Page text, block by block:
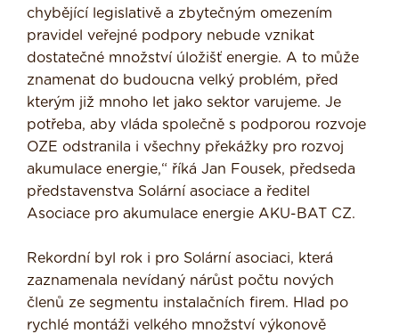
chybějící legislativě a zbytečným omezením
pravidel veřejné podpory nebude vznikat
dostatečné množství úložišť energie. A to může
znamenat do budoucna velký problém, před
kterým již mnoho let jako sektor varujeme. Je
potřeba, aby vláda společně s podporou rozvoje
OZE odstranila i všechny překážky pro rozvoj
akumulace energie,“ říká Jan Fousek, předseda
představenstva Solární asociace a ředitel
Asociace pro akumulace energie AKU-BAT CZ.
Rekordní byl rok i pro Solární asociaci, která
zaznamenala nevídaný nárůst počtu nových
členů ze segmentu instalačních firem. Hlad po
rychlé montáži velkého množství výkonově